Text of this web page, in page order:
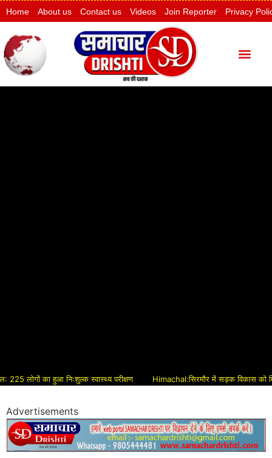
Home About us Contact us Videos Join Reporter Privacy
का हुआ निःशुल्क स्वास्थ्य परीक्षण Himachal:सिरमौर में सड़क विकास को मिलेगी
Advertisements